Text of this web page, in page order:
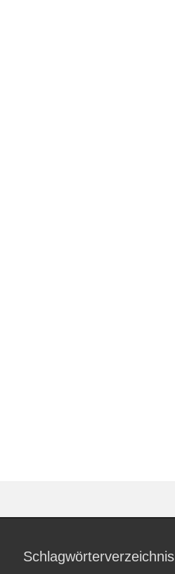
Schlagwörterverzeichnis